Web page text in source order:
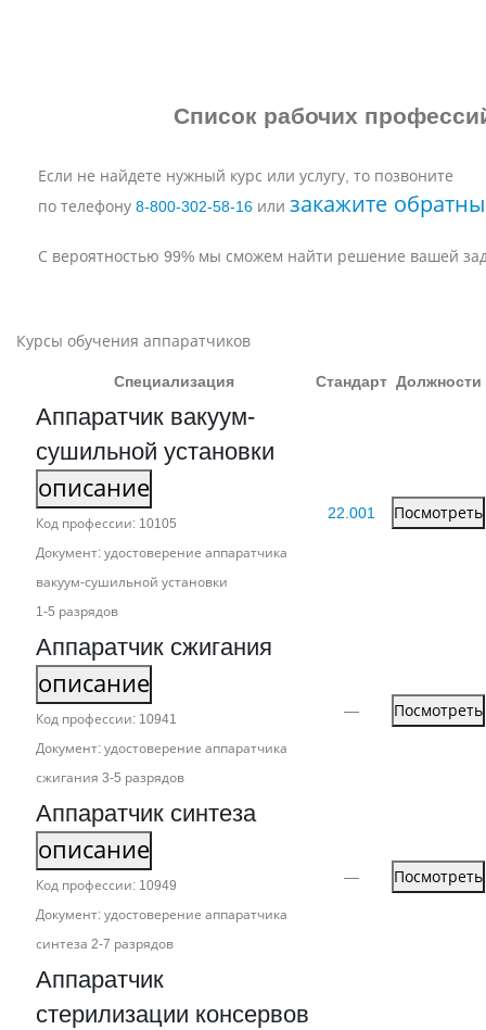
Список рабочих
Если не найдете нужный курс или услугу, то позвоните
по телефону 8‑800‑302‑58‑16 или закажите
С вероятностью 99% мы сможем найти решение вашей
Курсы обучения аппаратчиков
Специализация Стандарт Должности
Аппаратчик вакуум-
сушильной установки
описание
Код профессии: 10105
Документ: удостоверение аппаратчика
вакуум-сушильной установки
1‑5 разрядов
22.001 Посмотреть
Аппаратчик сжигания
описание
Код профессии: 10941
Документ: удостоверение аппаратчика
сжигания 3‑5 разрядов
— Посмотреть
Аппаратчик синтеза
описание
Код профессии: 10949
Документ: удостоверение аппаратчика
синтеза 2‑7 разрядов
— Посмотреть
Аппаратчик
стерилизации консервов